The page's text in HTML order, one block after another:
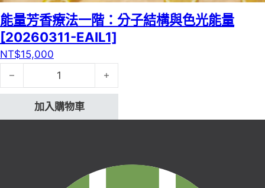
能量芳香療法一階：分子結構與色光能量
[20260311-EAIL1]
NT$15,000
能量芳香療法一階：分子結構與色光能量[20260311-
加入購物車